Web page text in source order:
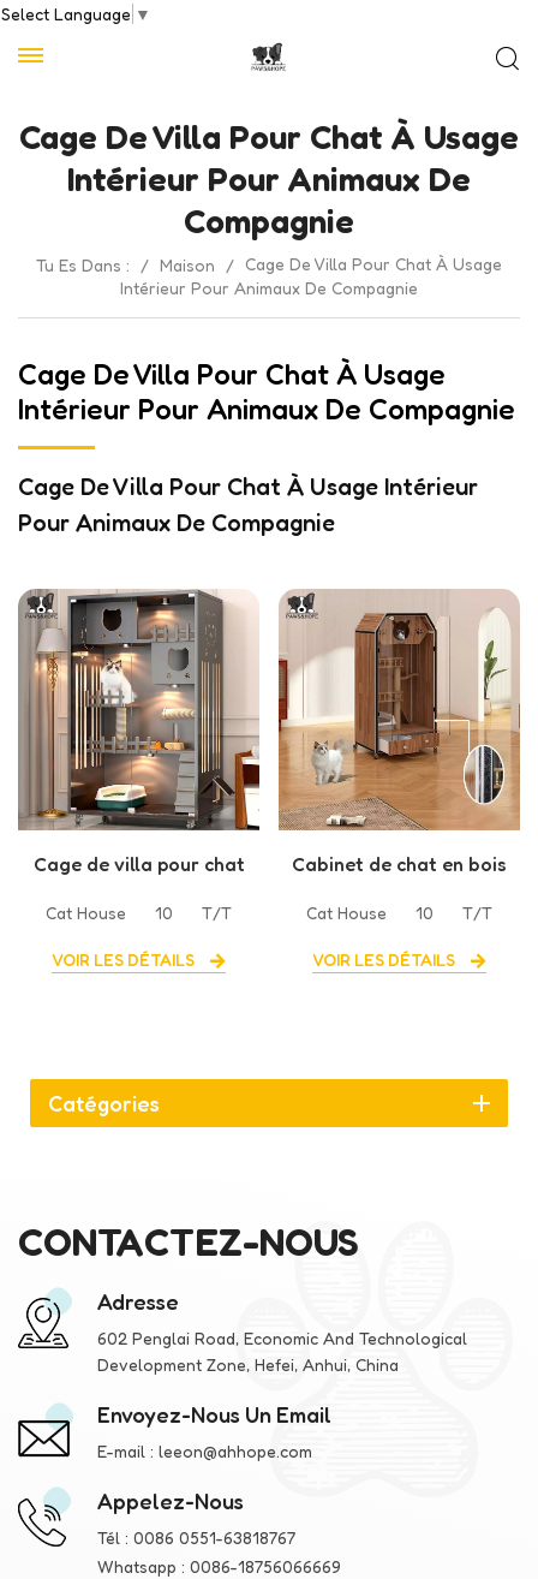
Select Language ▼
Cage De Villa Pour Chat À Usage
Intérieur Pour Animaux De
Compagnie
Tu Es Dans : / Maison / Cage De Villa Pour Chat À Usage
Intérieur Pour Animaux De Compagnie
Cage De Villa Pour Chat À Usage
Intérieur Pour Animaux De Compagnie
Cage De Villa Pour Chat À Usage Intérieur
Pour Animaux De Compagnie
Cage de villa pour chat
animaux de compagnie
Cat House 10 T/T
VOIR LES DÉTAILS
Cabinet de chat en bois
villa de chat
Cat House 10 T/T
VOIR LES DÉTAILS
Catégories
CONTACTEZ-NOUS
Adresse
602 Penglai Road, Economic And Technological
Development Zone, Hefei, Anhui, China
Envoyez-Nous Un Email
E-mail : leeon@ahhope.com
Appelez-Nous
Tél : 0086 0551-63818767
Whatsapp : 0086-18756066669